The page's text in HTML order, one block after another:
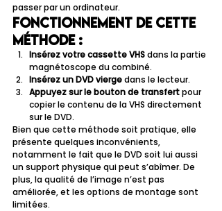
passer par un ordinateur.
Fonctionnement de cette
méthode :
Insérez votre cassette VHS dans la partie
magnétoscope du combiné.
Insérez un DVD vierge dans le lecteur.
Appuyez sur le bouton de transfert pour
copier le contenu de la VHS directement
sur le DVD.
Bien que cette méthode soit pratique, elle
présente quelques inconvénients,
notamment le fait que le DVD soit lui aussi
un support physique qui peut s’abîmer. De
plus, la qualité de l’image n’est pas
améliorée, et les options de montage sont
limitées.